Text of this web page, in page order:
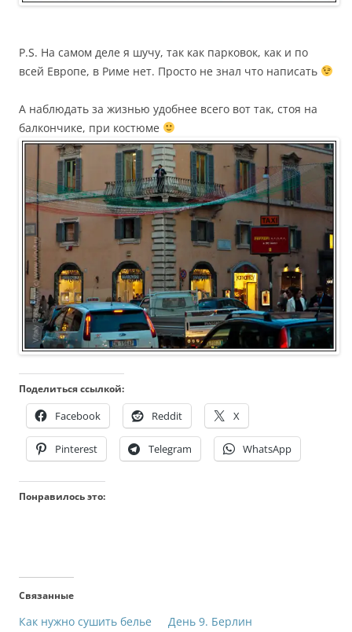
P.S. На самом деле я шучу, так как парковок, как и по
всей Европе, в Риме нет. Просто не знал что написать
А наблюдать за жизнью удобнее всего вот так, стоя на
балкончике, при костюме
Поделиться ссылкой:
Facebook Reddit X
Pinterest Telegram WhatsApp
Понравилось это:
Связанные
Как нужно сушить белье
День 9. Берлин